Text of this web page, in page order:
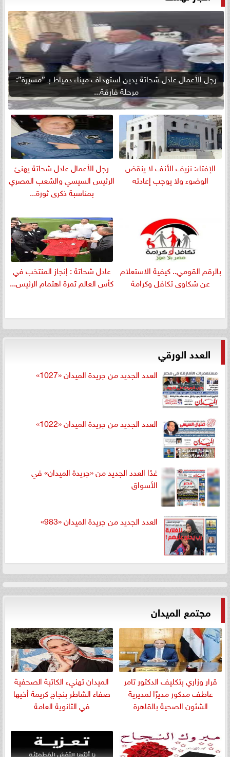
رجل الأعمال عادل شحاتة يدين استهداف ميناء دمياط بـ ”مسيرة”:
مرحلة فارقة...
الإفتاء: نزيف الأنف لا ينقض
الوضوء ولا يوجب إعادته
رجل الأعمال عادل شحاتة يهنئ
الرئيس السيسي والشعب المصري
بمناسبة ذكرى ثورة...
بالرقم القومي.. كيفية الاستعلام
عن شكاوى تكافل وكرامة
عادل شحاتة : إنجاز المنتخب في
كأس العالم ثمرة اهتمام الرئيس...
العدد الورقي
العدد الجديد من جريدة الميدان «1027»
العدد الجديد من جريدة الميدان «1022»
غدًا العدد الجديد من «جريدة الميدان» في
الأسواق
العدد الجديد من جريدة الميدان «983»
مجتمع الميدان
قرار وزاري بتكليف الدكتور تامر
عاطف مدكور مديرًا لمديرية
الشئون الصحية بالقاهرة
الميدان تهنيء الكاتبة الصحفية
صفاء الشاطر بنجاج كريمة أخيها
في الثانوية العامة